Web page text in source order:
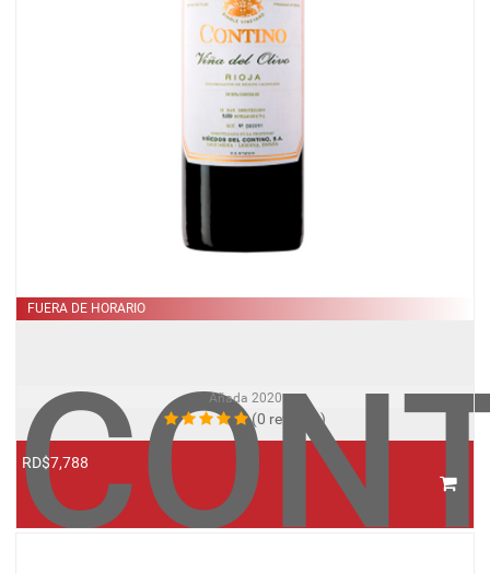
FUERA DE HORARIO
Añada 2020
(0 reviews)
RD$7,788